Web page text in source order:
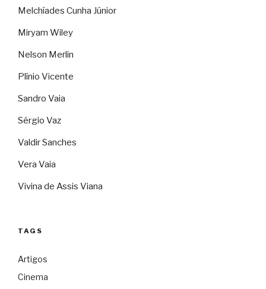
Melchíades Cunha Júnior
Miryam Wiley
Nelson Merlin
Plínio Vicente
Sandro Vaia
Sérgio Vaz
Valdir Sanches
Vera Vaia
Vivina de Assis Viana
TAGS
Artigos
Cinema